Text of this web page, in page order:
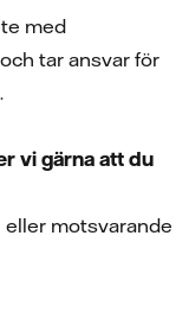
med
tar ansvar för
vi gärna att du
motsvarande